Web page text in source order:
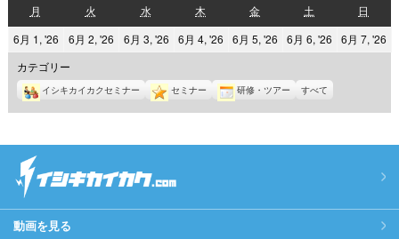
月
曜
日
火
曜
日
水水
曜
日
木
曜
日
金金
曜
日
土
曜
日
日
曜
日
6月 1, '262026
年
6
月
1
6月 2, '262026
年
6
月
2
6月 3, '262026
年
6
月
3
6月 4, '26
2026
年
6
月
4
6月 5, '26
2026
年
6
月
5
6月 6, '26
2026
年
6
月
6
6月 7, '26
年
7
カテゴリー
イシキカイカクセミナー セミナー 研修・ツアー すべて
動画を見る